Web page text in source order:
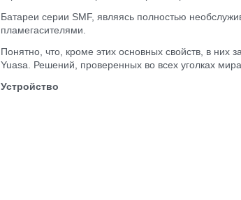
Батареи серии SMF, являясь полностью
пламегасителями.
Понятно, что, кроме этих основных свойств, в них
Yuasa. Решений, проверенных во всех уголках мира.
Устройство